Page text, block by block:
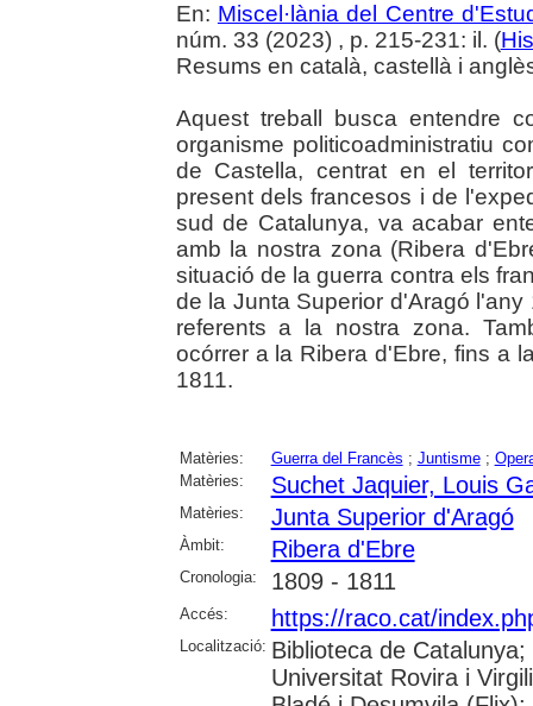
En: Miscel·lània del Centre
núm. 33 (2023) , p. 215-231: il. (
Resums en català, castellà i
Aquest treball busca entendre
organisme politicoadministratiu
de Castella, centrat en el
present dels francesos i de
sud de Catalunya, va acabar
amb la nostra zona (Ribera
situació de la guerra contra els
de la Junta Superior d'Aragó
referents a la nostra zona.
ocórrer a la Ribera d'Ebre, fins a
1811.
Matèries: Guerra del Francès ; Juntisme;
Matèries:
Suchet Jaquier, Louis
Matèries: Junta Superior d'Aragó
Àmbit: Ribera d'Ebre
Cronologia: 1809 - 1811
Accés: https://raco.cat/
Localització: Biblioteca de
Universitat Rovira i